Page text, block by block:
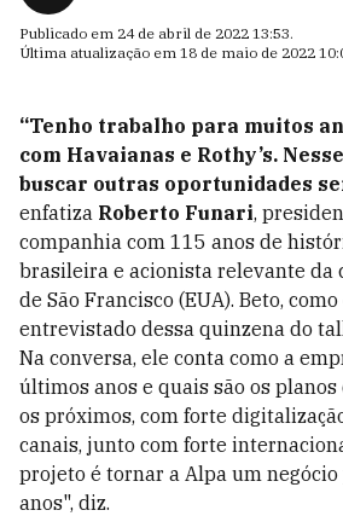
Publicado em 24 de abril de 2022 13:53.
Última atualização em 18 de maio de 2022
“Tenho trabalho para muitos
com Havaianas e Rothy’s.
buscar outras oportunidades
enfatiza Roberto Funari,
companhia com 115 anos de
brasileira e acionista relevante da
de São Francisco (EUA). Beto,
entrevistado dessa quinzena do
Na conversa, ele conta como a
últimos anos e quais são os
os próximos, com forte
canais, junto com forte
projeto é tornar a Alpa um
anos", diz.